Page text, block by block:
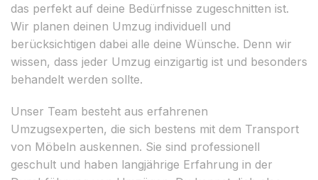
das perfekt auf deine Bedürfnisse zugeschnitten ist.
Wir planen deinen Umzug individuell und
berücksichtigen dabei alle deine Wünsche. Denn wir
wissen, dass jeder Umzug einzigartig ist und besonders
behandelt werden sollte.
Unser Team besteht aus erfahrenen
Umzugsexperten, die sich bestens mit dem Transport
von Möbeln auskennen. Sie sind professionell
geschult und haben langjährige Erfahrung in der